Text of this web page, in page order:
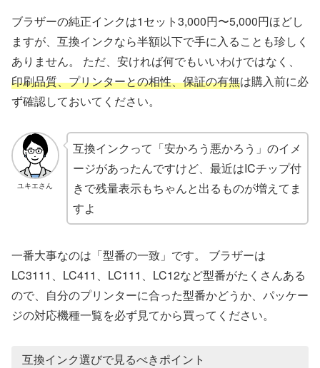
ブラザーの純正インクは1セット3,000円〜5,000円ほどし
ますが、互換インクなら半額以下で手に入ることも珍しく
ありません。 ただ、安ければ何でもいいわけではなく、
印刷品質、プリンターとの相性、保証の有無は購入前に必
ず確認しておいてください。
ユキエさん
互換インクって「安かろう悪かろう」のイメ
ージがあったんですけど、最近はICチップ付
きで残量表示もちゃんと出るものが増えてま
すよ
一番大事なのは「型番の一致」です。 ブラザーは
LC3111、LC411、LC111、LC12など型番がたくさんある
ので、自分のプリンターに合った型番かどうか、パッケー
ジの対応機種一覧を必ず見てから買ってください。
互換インク選びで見るべきポイント